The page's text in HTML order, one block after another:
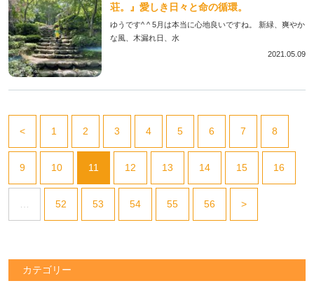
荘。』愛しき日々と命の循環。
ゆうです^ ^ 5月は本当に心地良いですね。 新緑、爽やか
な風、木漏れ日、水
2021.05.09
< 1 2 3 4 5 6 7 8
9 10 11 12 13 14 15 16
52 53 54 55 56 >
カテゴリー